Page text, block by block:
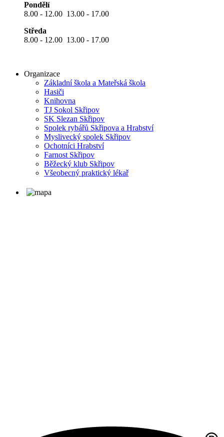
Pondělí
8.00 - 12.00 13.00 - 17.00
Středa
8.00 - 12.00 13.00 - 17.00
Organizace
Základní škola a Mateřská škola
Hasiči
Knihovna
TJ Sokol Skřipov
SK Slezan Skřipov
Spolek rybářů Skřipova a Hrabství
Myslivecký spolek Skřipov
Ochotníci Hrabství
Farnost Skřipov
Běžecký klub Skřipov
Všeobecný praktický lékař